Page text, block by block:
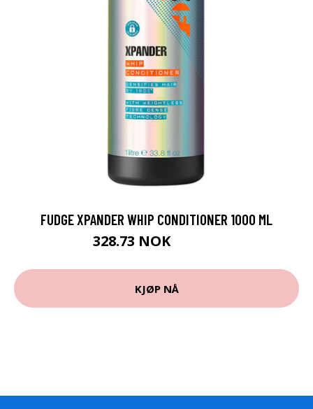
FUDGE XPANDER WHIP CONDITIONER 1000 ML
328.73 NOK
KJØP NÅ